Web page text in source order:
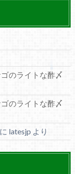
のライトな酢〆
のライトな酢〆
latesjp より